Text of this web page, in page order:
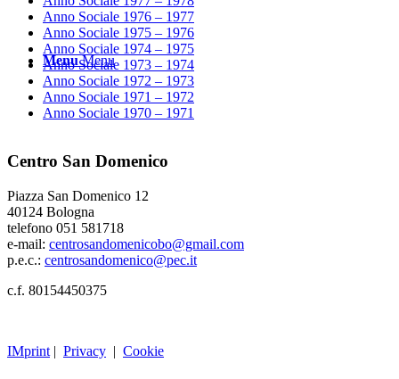
Menu Menu
Anno Sociale 1976 – 1977
Anno Sociale 1975 – 1976
Anno Sociale 1974 – 1975
Anno Sociale 1973 – 1974
Anno Sociale 1972 – 1973
Anno Sociale 1971 – 1972
Anno Sociale 1970 – 1971
Centro San Domenico
Piazza San Domenico 12
40124 Bologna
telefono 051 581718
e-mail: centrosandomenicobo@gmail.com
p.e.c.: centrosandomenico@pec.it
c.f. 80154450375
IMprint | Privacy | Cookie